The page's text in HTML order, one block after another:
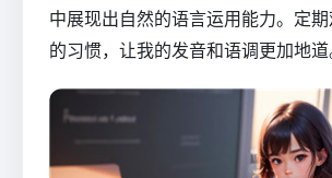
中展现出自然的语言运用能力。定
的习惯，让我的发音和语调更加地道